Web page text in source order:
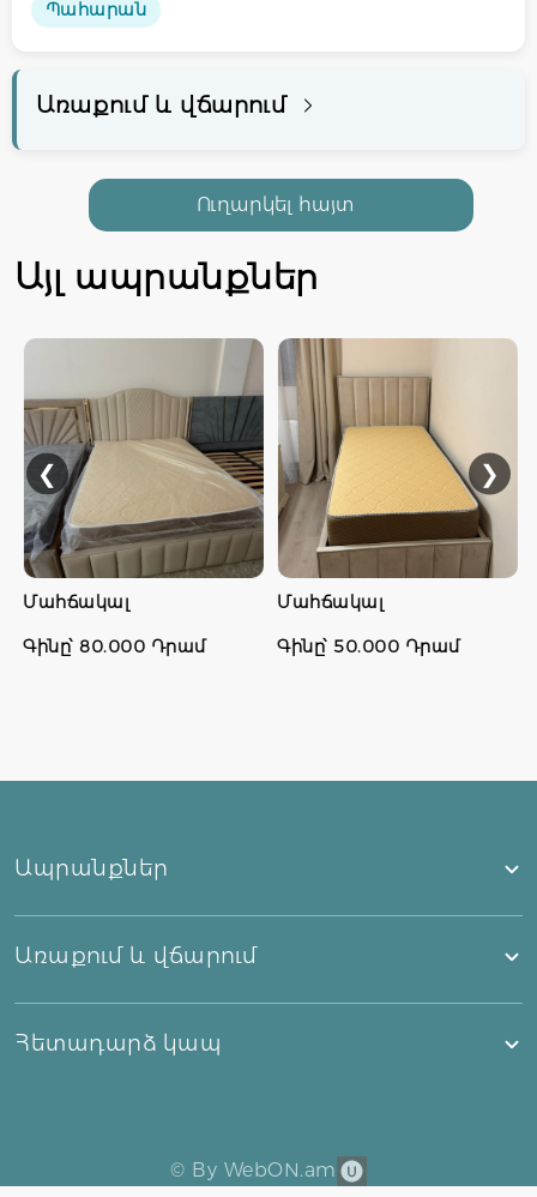
Պահարան
Առաքում և վճարում
Առաքում
Անվճար առաքում Երևանի տարածքում
կքննարկենք զանգի միջոցով +37477622243
Վճարումը իրականացվում է կանխիկ և
քարտային տարբերակներով
Ուղարկել հայտ
Այլ ապրանքներ
❮
Մահճակալ
Գինը՝ 80.000 Դրամ
Մահճակալ
Գինը՝ 50.000 Դրամ
❯
Ապրանքներ
Առաքում և վճարում
Հետադարձ կապ
© By WebON.am